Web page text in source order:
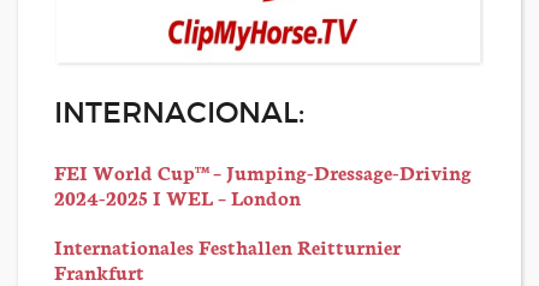
INTERNACIONAL:
FEI World Cup™ – Jumping-Dressage-Driving
2024-2025 I WEL – London
Internationales Festhallen Reitturnier
Frankfurt